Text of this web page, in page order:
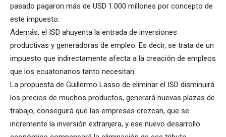
pasado pagaron más de USD 1.000 millones por concepto de
este impuesto.
Además, el ISD ahuyenta la entrada de inversiones
productivas y generadoras de empleo. Es decir, se trata de un
impuesto que indirectamente afecta a la creación de empleos
que los ecuatorianos tanto necesitan.
La propuesta de Guillermo Lasso de eliminar el ISD disminuirá
los precios de muchos productos, generará nuevas plazas de
trabajo, conseguirá que las empresas crezcan, que se
incremente la inversión extranjera, y ese nuevo desarrollo